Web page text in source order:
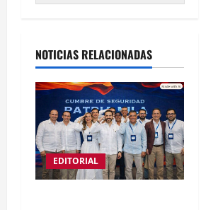
NOTICIAS RELACIONADAS
EDITORIAL